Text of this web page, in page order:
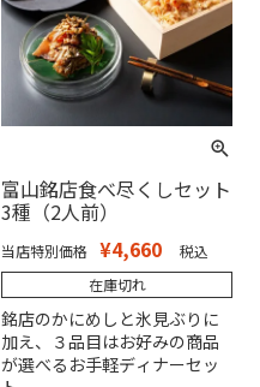
富山銘店食べ尽くしセット
3種（2人前）
当店特別価格 ¥4,660
税込
在庫切れ
銘店のかにめしと氷見ぶりに
加え、３品目はお好みの商品
が選べるお手軽ディナーセッ